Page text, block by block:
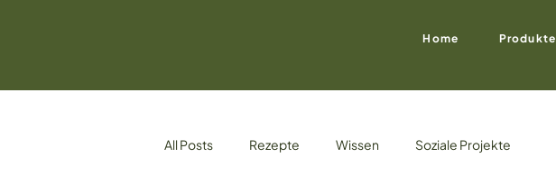
Home Produkte
All Posts Rezepte Wissen Soziale Projekte